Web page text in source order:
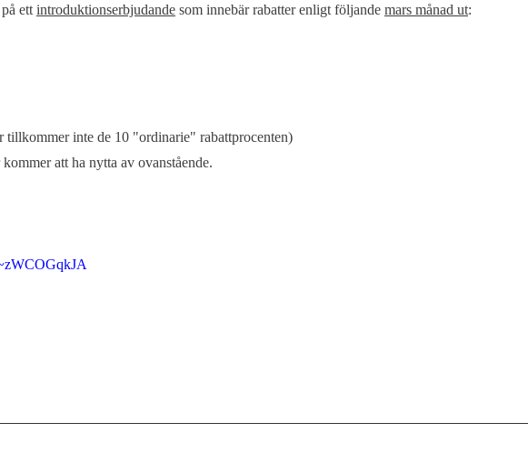
ett introduktionserbjudande som innebär rabatter enligt följande mars månad ut:
tillkommer inte de 10 "ordinarie" rabattprocenten)
att ha nytta av ovanstående.